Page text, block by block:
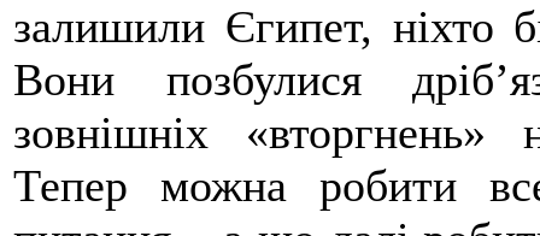
залишили Єгипет, ніхто
Вони позбулися
зовнішніх
Тепер можна робити